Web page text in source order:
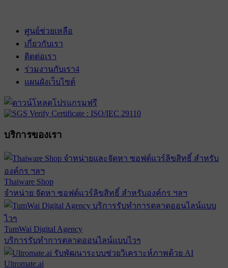
ศูนย์ช่วยเหลือ
เกี่ยวกับเรา
ติดต่อเรา
ร่วมงานกับเรา4
แผนผังเว็บไซต์
บริการของเรา
Thaiware Shop
จำหน่าย จัดหา ซอฟต์แวร์ลิขสิทธิ์ สำหรับองค์กร ฯลฯ
TumWai Digital Agency
บริการรับทำการตลาดออนไลน์แบบไวๆ
Ultromate.ai